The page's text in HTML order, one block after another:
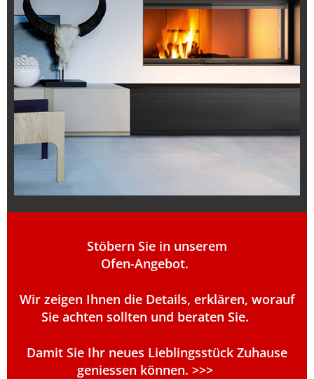
Stöbern Sie in unserem
Ofen-Angebot.
Wir zeigen Ihnen die Details, erklären, worauf
Sie achten sollten und beraten Sie.
Damit Sie Ihr neues Lieblingsstück Zuhause
geniessen können. >>>